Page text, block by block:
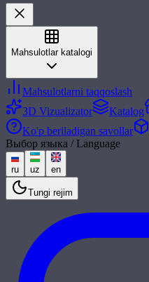
Mahsulotlar katalogi
Mahsulotlarni taqqoslash
3D Vizualizator
Katalog
Ko'p beriladigan savollar
Выбор языка / Language
ru uz en
Tungi rejim